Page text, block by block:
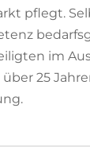
pflegt.
im
25